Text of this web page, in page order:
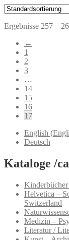
Ergebnisse 257 –
←
1
2
3
…
14
15
16
17
English (
Deutsch
Kataloge /
Helvetica –
Switzerland
Medizin –
Literatur /